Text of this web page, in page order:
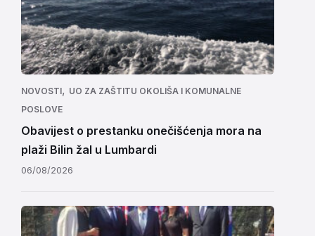
NOVOSTI, UO ZA ZAŠTITU OKOLIŠA I KOMUNALNE
POSLOVE
Obavijest o prestanku onečišćenja mora na
plaži Bilin žal u Lumbardi
06/08/2026